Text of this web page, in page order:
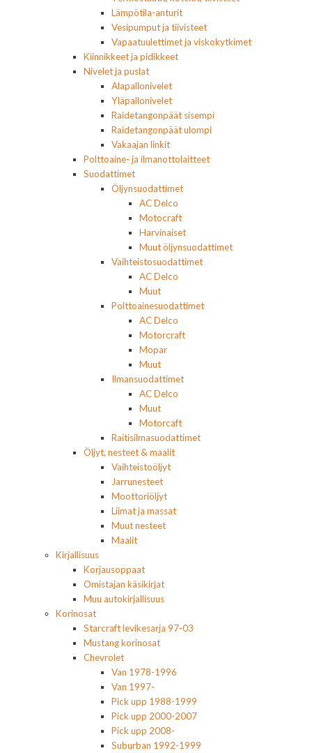
Lämpötila-anturit
Vesipumput ja tiivisteet
Vapaatuulettimet ja viskokytkimet
Kiinnikkeet ja pidikkeet
Nivelet ja puslat
Alapallonivelet
Yläpallonivelet
Raidetangonpäät sisempi
Raidetangonpäät ulompi
Vakaajan linkit
Polttoaine- ja ilmanottolaitteet
Suodattimet
Öljynsuodattimet
AC Delco
Motocraft
Harvinaiset
Muut öljynsuodattimet
Vaihteistosuodattimet
AC Delco
Muut
Polttoainesuodattimet
AC Delco
Motorcraft
Mopar
Muut
Ilmansuodattimet
AC Delco
Muut
Motorcaft
Raitisilmasuodattimet
Öljyt, nesteet & maalit
Vaihteistoöljyt
Jarrunesteet
Moottoriöljyt
Liimat ja massat
Muut nesteet
Maalit
Kirjallisuus
Korjausoppaat
Omistajan käsikirjat
Muu autokirjallisuus
Korinosat
Starcraft levikesarja 97-03
Mustang korinosat
Chevrolet
Van 1978-1996
Van 1997-
Pick upp 1988-1999
Pick upp 2000-2007
Pick upp 2008-
Suburban 1992-1999